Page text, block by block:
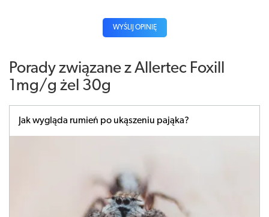
WYŚLIJ OPINIĘ
Porady związane z Allertec Foxill
1mg/g żel 30g
Jak wygląda rumień po ukąszeniu pająka?